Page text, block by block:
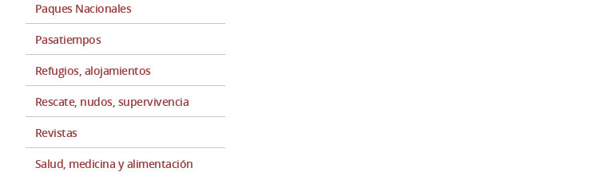
Paques Nacionales
Pasatiempos
Refugios, alojamientos
Rescate, nudos, supervivencia
Revistas
Salud, medicina y alimentación